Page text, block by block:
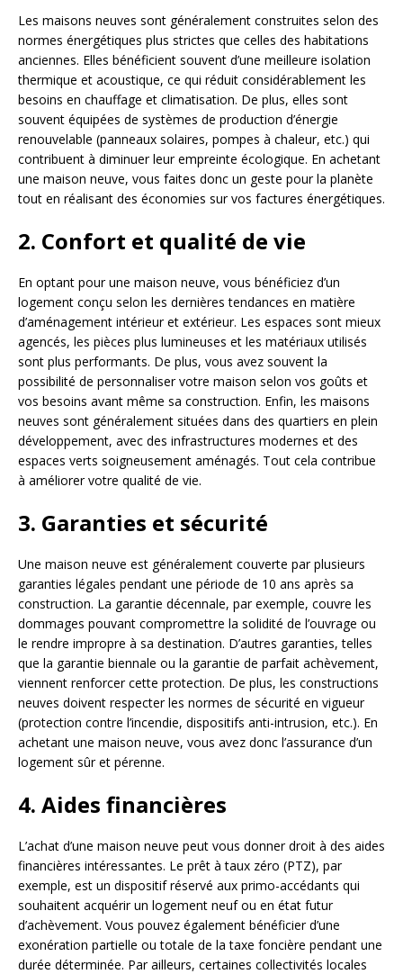
Les maisons neuves sont généralement construites selon des
normes énergétiques plus strictes que celles des habitations
anciennes. Elles bénéficient souvent d’une meilleure isolation
thermique et acoustique, ce qui réduit considérablement les
besoins en chauffage et climatisation. De plus, elles sont
souvent équipées de systèmes de production d’énergie
renouvelable (panneaux solaires, pompes à chaleur, etc.) qui
contribuent à diminuer leur empreinte écologique. En achetant
une maison neuve, vous faites donc un geste pour la planète
tout en réalisant des économies sur vos factures énergétiques.
2. Confort et qualité de vie
En optant pour une maison neuve, vous bénéficiez d’un
logement conçu selon les dernières tendances en matière
d’aménagement intérieur et extérieur. Les espaces sont mieux
agencés, les pièces plus lumineuses et les matériaux utilisés
sont plus performants. De plus, vous avez souvent la
possibilité de personnaliser votre maison selon vos goûts et
vos besoins avant même sa construction. Enfin, les maisons
neuves sont généralement situées dans des quartiers en plein
développement, avec des infrastructures modernes et des
espaces verts soigneusement aménagés. Tout cela contribue
à améliorer votre qualité de vie.
3. Garanties et sécurité
Une maison neuve est généralement couverte par plusieurs
garanties légales pendant une période de 10 ans après sa
construction. La garantie décennale, par exemple, couvre les
dommages pouvant compromettre la solidité de l’ouvrage ou
le rendre impropre à sa destination. D’autres garanties, telles
que la garantie biennale ou la garantie de parfait achèvement,
viennent renforcer cette protection. De plus, les constructions
neuves doivent respecter les normes de sécurité en vigueur
(protection contre l’incendie, dispositifs anti-intrusion, etc.). En
achetant une maison neuve, vous avez donc l’assurance d’un
logement sûr et pérenne.
4. Aides financières
L’achat d’une maison neuve peut vous donner droit à des aides
financières intéressantes. Le prêt à taux zéro (PTZ), par
exemple, est un dispositif réservé aux primo-accédants qui
souhaitent acquérir un logement neuf ou en état futur
d’achèvement. Vous pouvez également bénéficier d’une
exonération partielle ou totale de la taxe foncière pendant une
durée déterminée. Par ailleurs, certaines collectivités locales